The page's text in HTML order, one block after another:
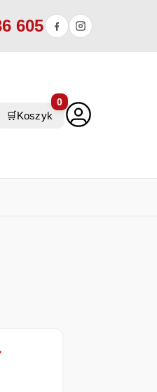
605
🛒Koszyk
0
Zakres cen: